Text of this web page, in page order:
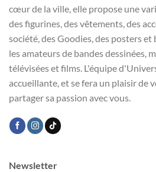
cœur de la ville, elle propose une
des figurines, des vêtements, des
société, des Goodies, des posters
les amateurs de bandes dessinées,
télévisées et films. L'équipe
accueillante, et se fera un plaisir de
partager sa passion avec vous.
Newsletter